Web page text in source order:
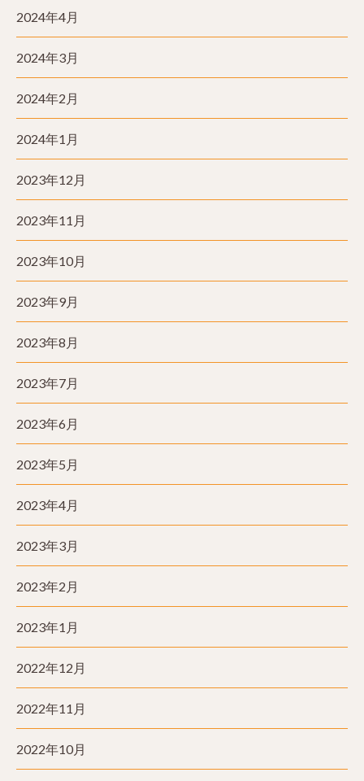
2024年4月
2024年3月
2024年2月
2024年1月
2023年12月
2023年11月
2023年10月
2023年9月
2023年8月
2023年7月
2023年6月
2023年5月
2023年4月
2023年3月
2023年2月
2023年1月
2022年12月
2022年11月
2022年10月